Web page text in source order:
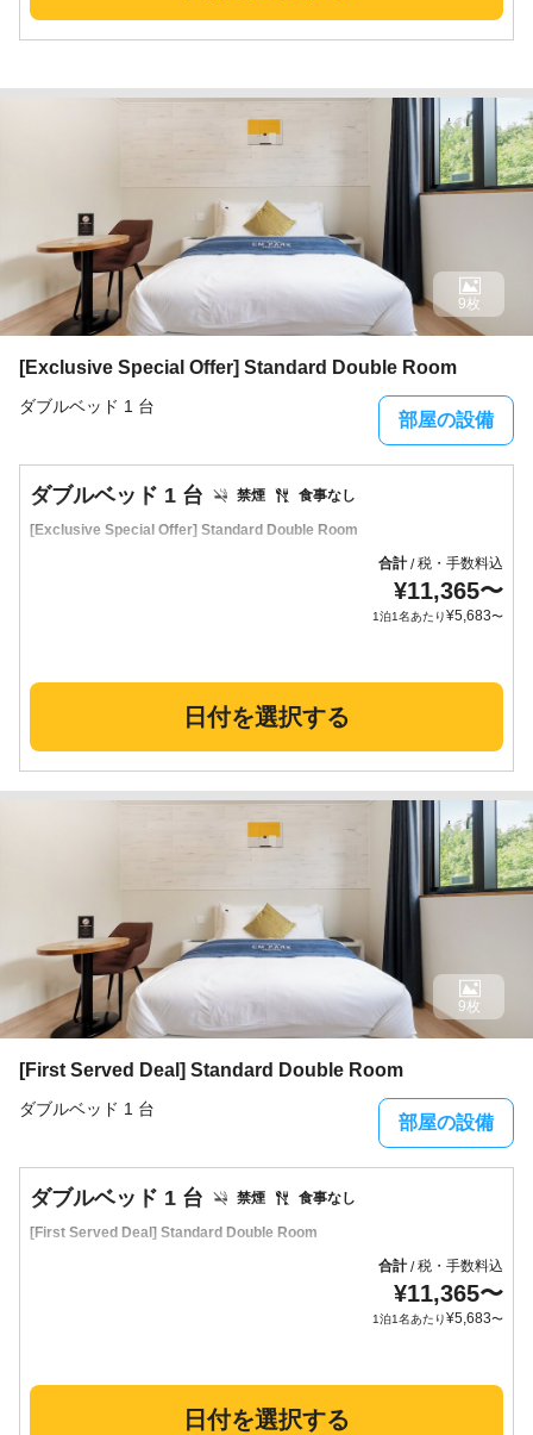
[Exclusive Special Offer] Standard Double Room
ダブルベッド 1 台
部屋の設備
9枚
[Exclusive Special Offer] Standard Double Room
禁煙 食事なし
ダブルベッド 1 台
合計/税・手数料込
¥11,365〜
1泊1名あたり¥5,683〜
日付を選択する
[First Served Deal] Standard Double Room
ダブルベッド 1 台
部屋の設備
9枚
[First Served Deal] Standard Double Room
禁煙 食事なし
ダブルベッド 1 台
合計/税・手数料込
¥11,365〜
1泊1名あたり¥5,683〜
日付を選択する